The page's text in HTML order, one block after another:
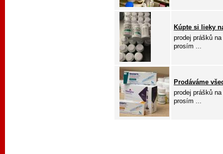
Kúpte si lieky
prodej prášků
prosím ...
Prodáváme
prodej prášků
prosím ...